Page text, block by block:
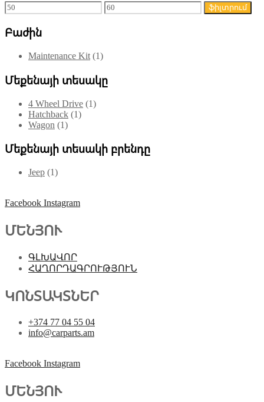
Min
price
Max
price
ֆիլտրում
Բաժին
Maintenance Kit (1)
Մեքենայի տեսակը
4 Wheel Drive (1)
Hatchback (1)
Wagon (1)
Մեքենայի տեսակի բրենդը
Jeep (1)
Facebook Instagram
ՄԵՆՅՈՒ
ԳԼԽԱՎՈՐ
ՀԱՂՈՐԴԱԳՐՈՒԹՅՈՒՆ
ԿՈՆՏԱԿՏՆԵՐ
+374 77 04 55 04
info@carparts.am
Facebook Instagram
ՄԵՆՅՈՒ